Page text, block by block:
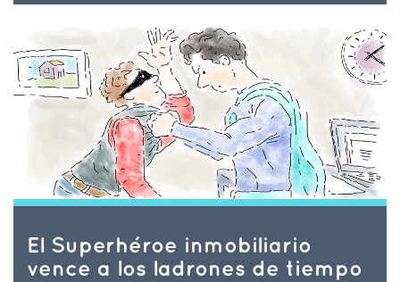
El Superhéroe inmobiliario
vence a los ladrones de tiempo